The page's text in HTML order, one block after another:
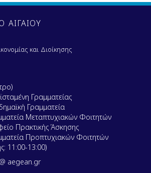
ΑΙΓΑΙΟΥ
και Διοίκησης
Γραμματείας
Γραμματεία
Μεταπτυχιακών Φοιτητών
Πρακτικής Άσκησης
Προπτυχιακών Φοιτητών
11:00-13:00)
aegean.gr